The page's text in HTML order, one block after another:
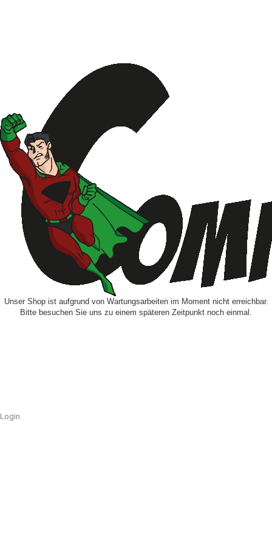
Unser Shop ist aufgrund von Wartungsarbeiten im Moment nicht erreichbar.
Bitte besuchen Sie uns zu einem späteren Zeitpunkt noch einmal.
Login